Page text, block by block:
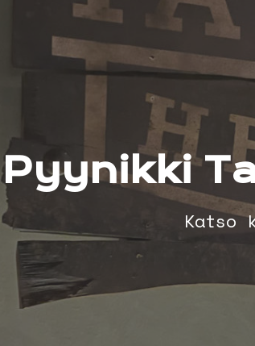
Pyynikki
Katso